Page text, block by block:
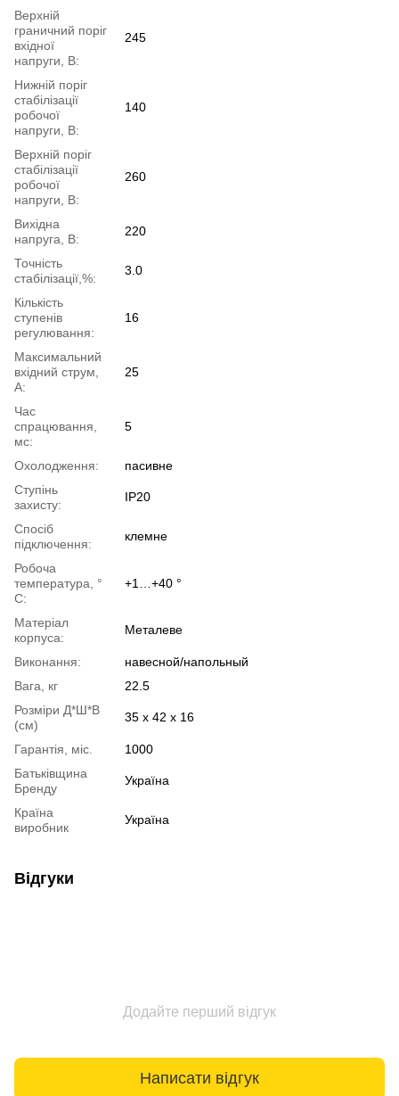
Верхній
граничний поріг
вхідної
напруги, В:
245
Нижній поріг
стабілізації
робочої
напруги, В:
140
Верхній поріг
стабілізації
робочої
напруги, В:
260
Вихідна
напруга, В:
220
Точність
стабілізації,%:
3.0
Кількість
ступенів
регулювання:
16
Максимальний
вхідний струм,
А:
25
Час
спрацювання,
мс:
5
Охолодження:
пасивне
Ступінь
захисту:
IP20
Спосіб
підключення:
клемне
Робоча
температура, °
С:
+1…+40 °
Матеріал
корпуса:
Металеве
Виконання:
навесной/напольный
Вага, кг
22.5
Розміри Д*Ш*В
(см)
35 х 42 х 16
Гарантія, міс.
1000
Батьківщина
Бренду
Україна
Країна
виробник
Україна
Відгуки
Додайте перший відгук
Написати відгук